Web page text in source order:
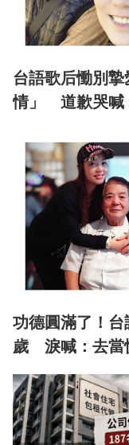
台語歌后慟別
情」 道歉哭喊
功德圓滿了！
歲 淚喊：去當